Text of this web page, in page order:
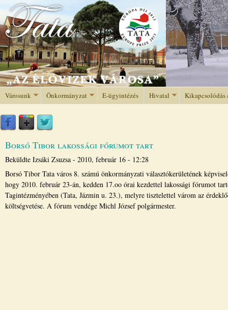
Jump to navigation
Városunk Önkormányzat E-ügyintézés Hivatal Kikapcsolódás
Borsó Tibor lakossági fórumot tart
Beküldte Izsáki Zsuzsa - 2010, február 16 - 12:28
Borsó Tibor Tata város 8. számú önkormányzati választókerületének
hogy 2010. február 23-án, kedden 17.oo órai kezdettel lakossági fórumot
Tagintézményében (Tata, Jázmin u. 23.), melyre tisztelettel várom az
költségvetése. A fórum vendége Michl József polgármester.